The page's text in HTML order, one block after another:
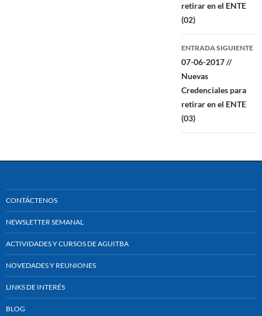
retirar en el ENTE
(02)
ENTRADA SIGUIENTE
07-06-2017 //
Nuevas
Credenciales para
retirar en el ENTE
(03)
CONTÁCTENOS
NEWSLETTER SEMANAL
ACTIVIDADES Y CURSOS DE AGUITBA
NOVEDADES Y REUNIONES
LINKS DE INTERÉS
BLOG